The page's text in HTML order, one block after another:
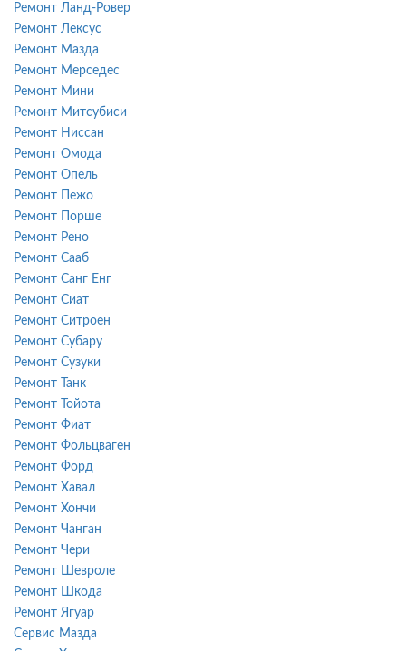
Ремонт Ланд-Ровер
Ремонт Лексус
Ремонт Мазда
Ремонт Мерседес
Ремонт Мини
Ремонт Митсубиси
Ремонт Ниссан
Ремонт Омода
Ремонт Опель
Ремонт Пежо
Ремонт Порше
Ремонт Рено
Ремонт Сааб
Ремонт Санг Енг
Ремонт Сиат
Ремонт Ситроен
Ремонт Субару
Ремонт Сузуки
Ремонт Танк
Ремонт Тойота
Ремонт Фиат
Ремонт Фольцваген
Ремонт Форд
Ремонт Хавал
Ремонт Хончи
Ремонт Чанган
Ремонт Чери
Ремонт Шевроле
Ремонт Шкода
Ремонт Ягуар
Сервис Мазда